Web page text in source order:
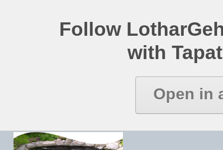
Follow
with
Open in